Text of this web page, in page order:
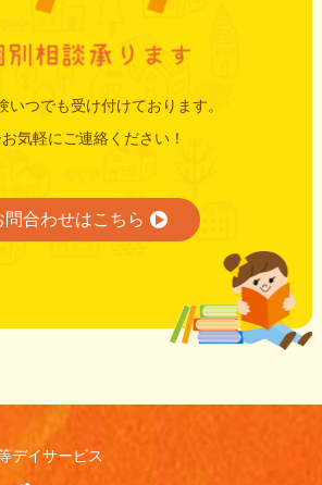
いつでも受け付けております。
気軽にご連絡ください！
問合わせはこちら
デイサービス